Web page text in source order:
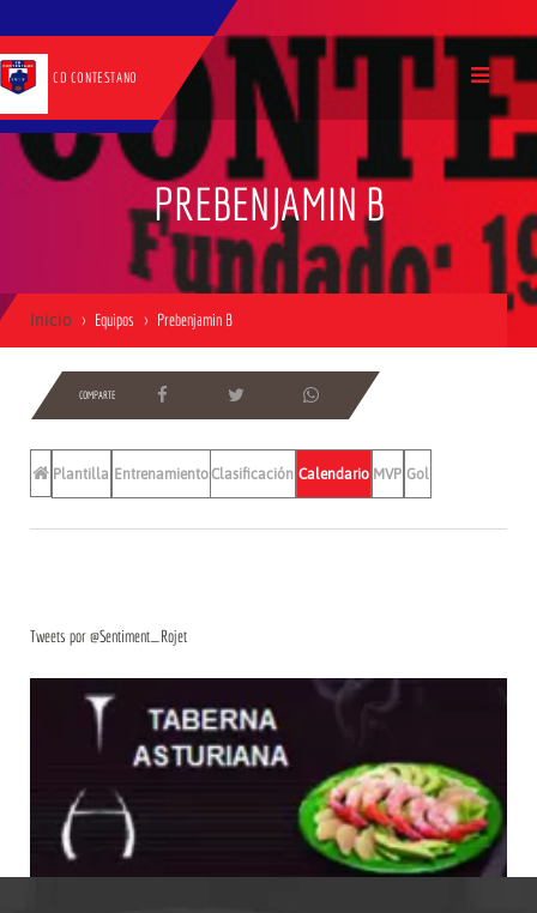
CD CONTESTANO
PREBENJAMIN B
Inicio Equipos Prebenjamin B
COMPARTE
Plantilla EntrenamientosClasificación Calendario MVP Gol
Tweets por @Sentiment_Rojet